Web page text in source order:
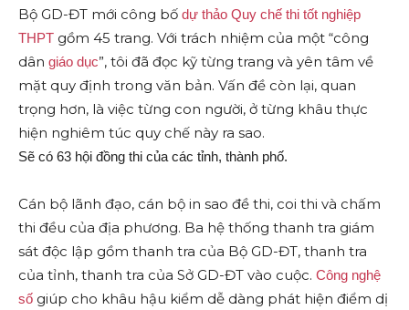
Bộ GD-ĐT mới công bố dự thảo Quy chế thi tốt nghiệp
THPT gồm 45 trang. Với trách nhiệm của một “công
dân giáo dục”, tôi đã đọc kỹ từng trang và yên tâm về
mặt quy định trong văn bản. Vấn đề còn lại, quan
trọng hơn, là việc từng con người, ở từng khâu thực
hiện nghiêm túc quy chế này ra sao.
Sẽ có 63 hội đồng thi của các tỉnh, thành phố.
Cán bộ lãnh đạo, cán bộ in sao đề thi, coi thi và chấm
thi đều của địa phương. Ba hệ thống thanh tra giám
sát độc lập gồm thanh tra của Bộ GD-ĐT, thanh tra
của tỉnh, thanh tra của Sở GD-ĐT vào cuộc. Công nghệ
số giúp cho khâu hậu kiểm dễ dàng phát hiện điểm dị